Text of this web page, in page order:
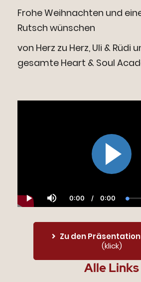
Frohe Weihnachten und
Rutsch wünschen
von Herz zu Herz, Uli & Rüdi
gesamte Heart & Soul
Play Mute
Current
Time
0:00 / Duration
0:00
Zu den
(klick)
Alle Links